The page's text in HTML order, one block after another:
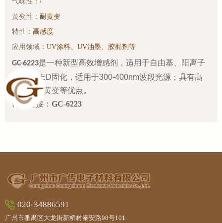
黄变性：耐黄变
特性：高感度
应用领域：UV涂料、UV油墨、胶黏剂等
GC-6223是一种新型高效增感剂，适用于自由基、阳离子
体系的LED固化，适用于300-400nm波段光源；具有高
感度、低黄变等优点。
样品链接：GC-6223
020-34886591
广州市番禺区大龙街新桥村泰安路98号101